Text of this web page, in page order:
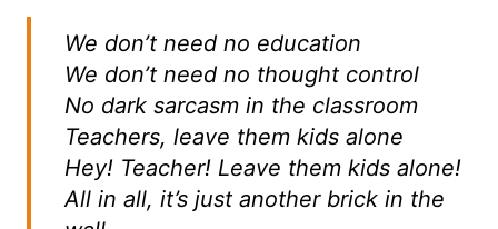
We don’t need no education
We don’t need no thought control
No dark sarcasm in the classroom
Teachers, leave them kids alone
Hey! Teacher! Leave them kids alone!
All in all, it’s just another brick in the